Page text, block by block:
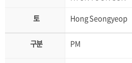
Hong Seongyeop
PM